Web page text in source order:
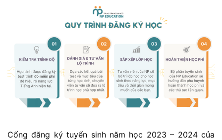
Cổng đăng ký tuyển sinh năm học 2023 – 2024 của